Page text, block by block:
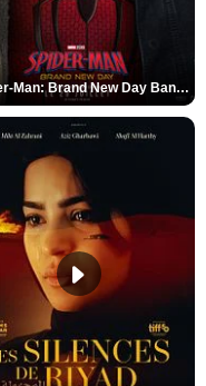
Spider-Man: Brand New Day Bande-annonce VO STFR